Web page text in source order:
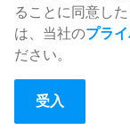
2015 -
ることに同意し
は、当社のプラ
ださい。
受入